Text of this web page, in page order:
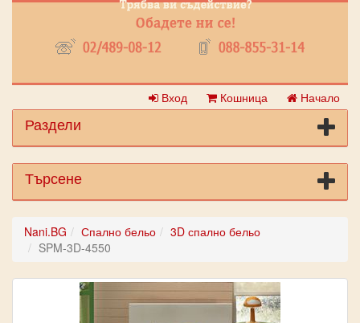
Вход Кошница Начало
Раздели
Търсене
Nani.BG Спално бельо
3D спално бельо
SPM-3D-4550